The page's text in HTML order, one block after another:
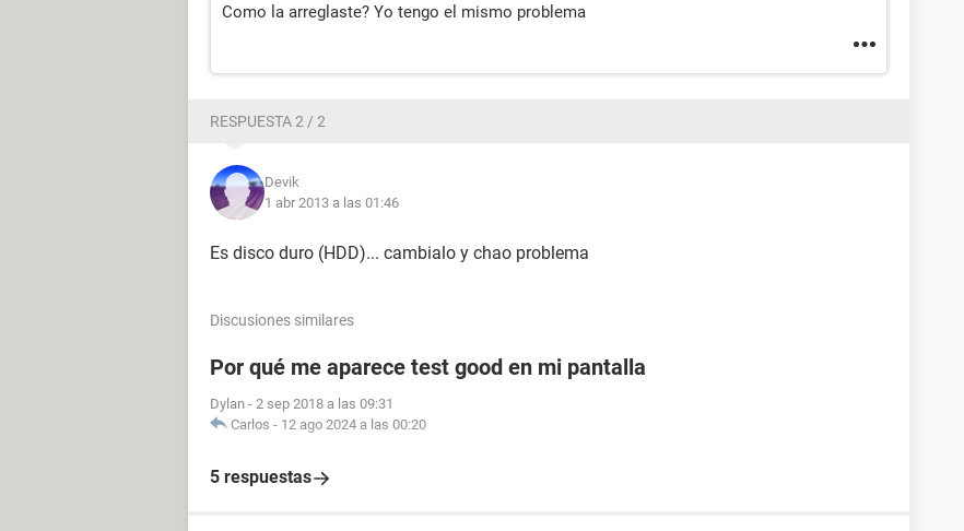
Como la arreglaste? Yo tengo el mismo problema
RESPUESTA 2 / 2
Devik
1 abr 2013 a las 01:46
Es disco duro (HDD)... cambialo y chao problema
Discusiones similares
Por qué me aparece test good en mi pantalla
Dylan - 2 sep 2018 a las 09:31
Carlos - 12 ago 2024 a las 00:20
5 respuestas